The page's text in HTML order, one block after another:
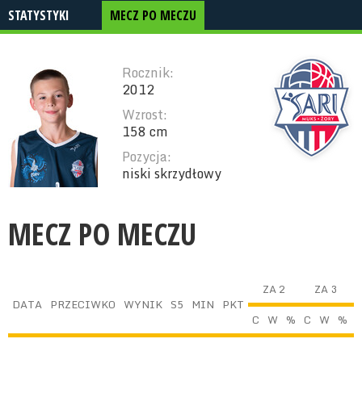
STATYSTYKI MECZ PO MECZU
Rocznik:
2012
Wzrost:
158 cm
Pozycja:
niski skrzydłowy
MECZ PO MECZU
DATA PRZECIWKO WYNIK S5 MIN PKT
ZA 2
ZA 3
C W % C W %